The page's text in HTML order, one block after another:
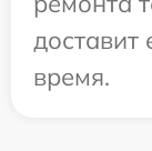
доставит
время.